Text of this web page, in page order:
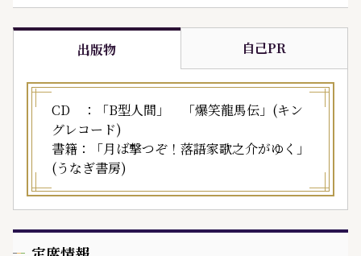
出版物 自己PR
CD ：「B型人間」 「爆笑龍馬伝」(キン
グレコード)
書籍：「月ば撃つぞ！落語家歌之介がゆく」
(うなぎ書房)